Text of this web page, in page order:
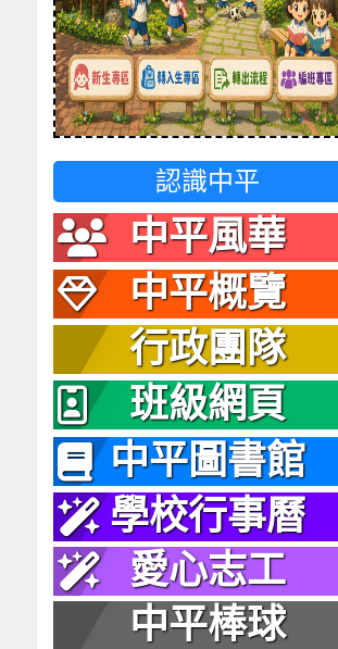
認識中平
中平風華
中平概覽
行政團隊
班級網頁
中平圖書館
學校行事曆
愛心志工
中平棒球